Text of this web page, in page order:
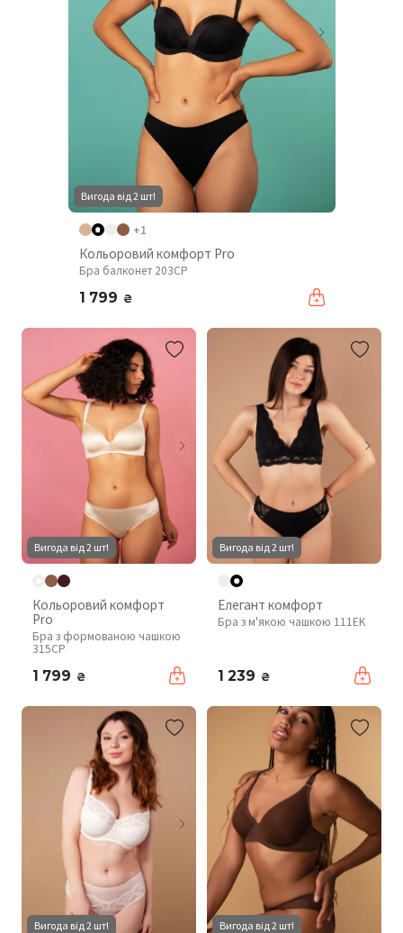
Вигода від 2 шт!
+1
Кольоровий комфорт Pro
Бра балконет 203CP
1 799 ₴
Вигода від 2 шт!
Кольоровий комфорт
Pro
Бра з формованою чашкою
315CP
1 799 ₴
Вигода від 2 шт!
Елегант комфорт
Бра з м'якою чашкою 111EK
1 239 ₴
Вигода від 2 шт! Вигода від 2 шт!